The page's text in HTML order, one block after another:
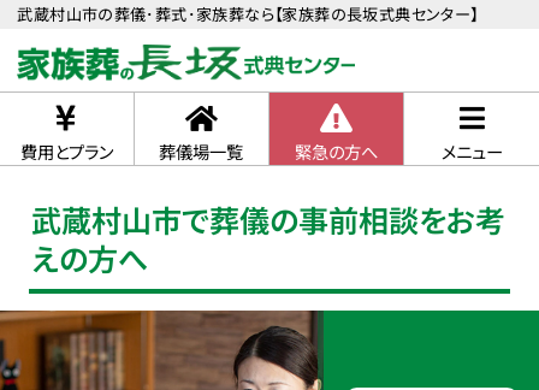
武蔵村山市の葬儀･葬式･家族葬なら【家族葬の長坂式典センター】
費用とプラン 葬儀場一覧 緊急の方へ メニュー
武蔵村山市で葬儀の事前相談をお考
えの方へ